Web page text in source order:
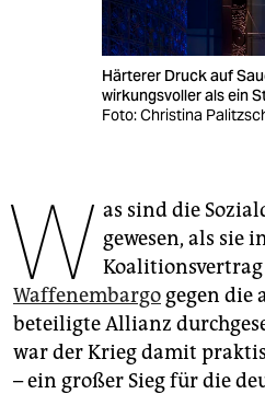
veranstaltungen
fragen & hilfe
genossenschaft
epaper login
Härterer Druck auf
wirkungsvoller als ein
Foto: Christina
W as sind die
gewesen, als sie
Waffenembargo gegen die
beteiligte Allianz
war der Krieg damit
– ein großer Sieg für die